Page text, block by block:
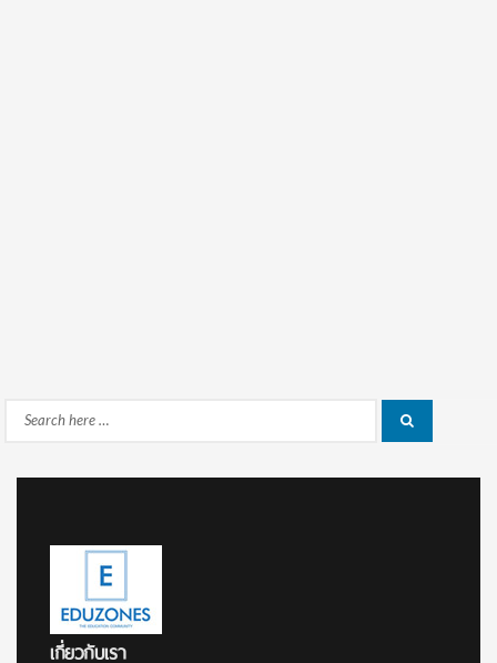
Search
เกี่ยวกับเรา